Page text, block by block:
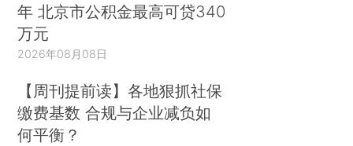
年 北京市公积金最高可贷340
万元
2026年08月08日
【周刊提前读】各地狠抓社保
缴费基数 合规与企业减负如
何平衡？